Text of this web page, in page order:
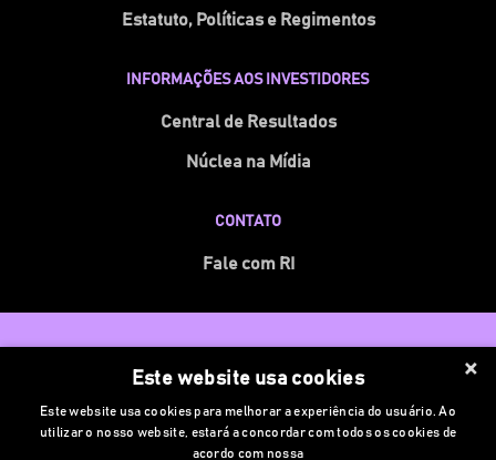
Estatuto, Políticas e Regimentos
INFORMAÇÕES AOS INVESTIDORES
Central de Resultados
Núclea na Mídia
CONTATO
Fale com RI
Powered by MZ
Política de Privacidade e Cookies
×
Este website usa cookies
Este website usa cookies para melhorar a experiência do usuário. Ao
utilizar o nosso website, estará a concordar com todos os cookies de
acordo com nossa